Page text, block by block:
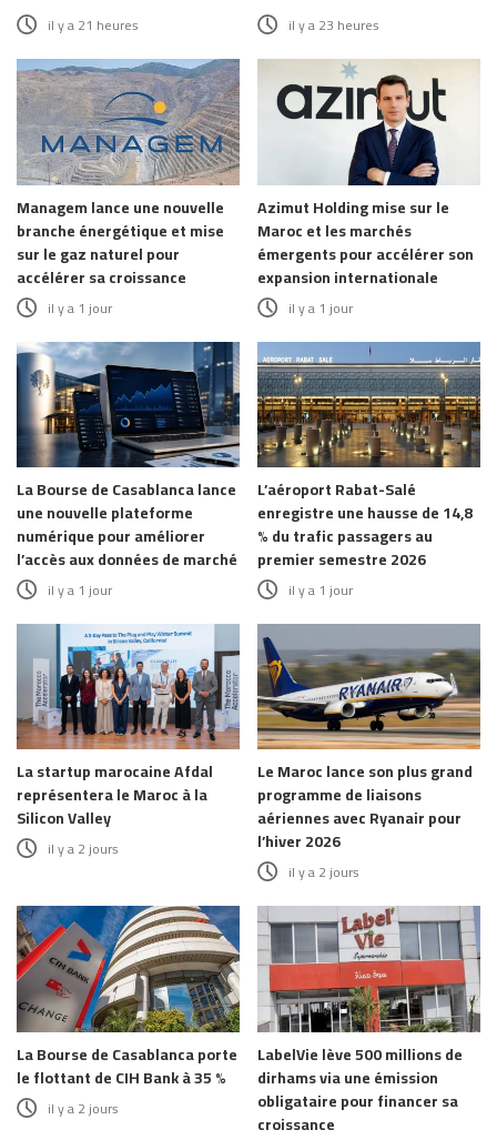
il y a 21 heures il y a 23 heures
Managem lance une nouvelle
branche énergétique et mise
sur le gaz naturel pour
accélérer sa croissance
il y a 1 jour
Azimut Holding mise sur le
Maroc et les marchés
émergents pour accélérer son
expansion internationale
il y a 1 jour
La Bourse de Casablanca lance
une nouvelle plateforme
numérique pour améliorer
l’accès aux données de marché
il y a 1 jour
L’aéroport Rabat-Salé
enregistre une hausse de 14,8
% du trafic passagers au
premier semestre 2026
il y a 1 jour
La startup marocaine Afdal
représentera le Maroc à la
Silicon Valley
il y a 2 jours
Le Maroc lance son plus grand
programme de liaisons
aériennes avec Ryanair pour
l’hiver 2026
il y a 2 jours
La Bourse de Casablanca porte
le flottant de CIH Bank à 35 %
il y a 2 jours
LabelVie lève 500 millions de
dirhams via une émission
obligataire pour financer sa
croissance